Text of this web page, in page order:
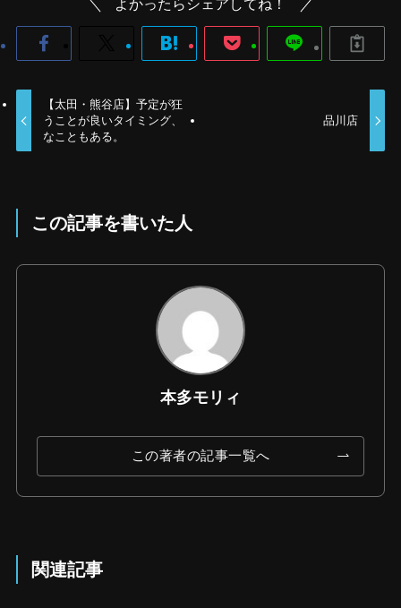
よかったらシェアしてね！
【太田・熊谷店】予定が狂
うことが良いタイミング、
なこともある。
品川店
この記事を書いた人
本多モリィ
この著者の記事一覧へ
関連記事